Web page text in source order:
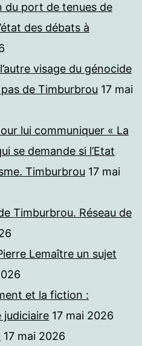
du port de tenues de
des débats à
visage du génocide
de Timburbrou 17 mai
lui communiquer « La
se demande si l’Etat
Timburbrou 17 mai
Timburbrou. Réseau de
Lemaître un sujet
et la fiction :
judiciaire 17 mai 2026
17 mai 2026